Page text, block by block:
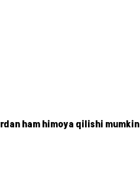
ham himoya qilishi mumkin